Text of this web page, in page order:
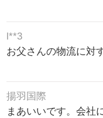
l**3
お父さんの物流に対
揚羽国際
まあいいです。会社